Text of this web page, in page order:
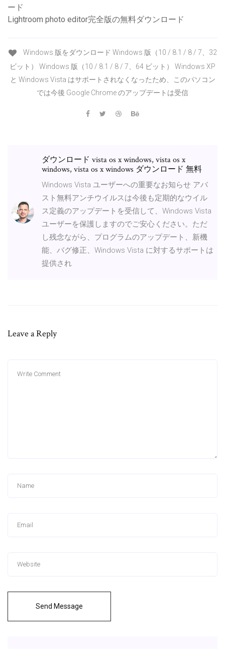
ード
Lightroom photo editor完全版の無料ダウンロード
Windows 版をダウンロード Windows 版（10 / 8.1 / 8 / 7、32
ビット） Windows 版（10 / 8.1 / 8 / 7、64 ビット） Windows XP
と Windows Vista はサポートされなくなったため、このパソコン
では今後 Google Chrome のアップデートは受信
ダウンロード vista os x windows, vista os x
windows, vista os x windows ダウンロード 無料
Windows Vista ユーザーへの重要なお知らせ アバ
スト無料アンチウイルスは今後も定期的なウイル
ス定義のアップデートを受信して、Windows Vista
ユーザーを保護しますのでご安心ください。ただ
し残念ながら、プログラムのアップデート、新機
能、バグ修正、Windows Vista に対するサポートは
提供され
Leave a Reply
Send Message